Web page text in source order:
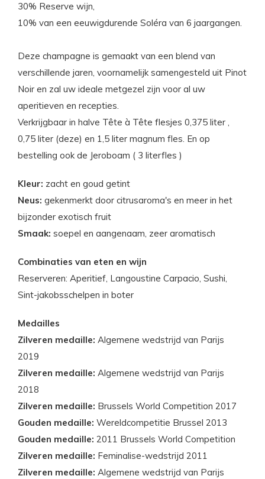
30% Reserve wijn,
10% van een eeuwigdurende Soléra van 6 jaargangen.
Deze champagne is gemaakt van een blend van
verschillende jaren, voornamelijk samengesteld uit Pinot
Noir en zal uw ideale metgezel zijn voor al uw
aperitieven en recepties.
Verkrijgbaar in halve Tête à Tête flesjes 0,375 liter ,
0,75 liter (deze) en 1,5 liter magnum fles. En op
bestelling ook de Jeroboam ( 3 literfles )
Kleur: zacht en goud getint
Neus: gekenmerkt door citrusaroma's en meer in het
bijzonder exotisch fruit
Smaak: soepel en aangenaam, zeer aromatisch
Combinaties van eten en wijn
Reserveren: Aperitief, Langoustine Carpacio, Sushi,
Sint-jakobsschelpen in boter
Medailles
Zilveren medaille: Algemene wedstrijd van Parijs
2019
Zilveren medaille: Algemene wedstrijd van Parijs
2018
Zilveren medaille: Brussels World Competition 2017
Gouden medaille: Wereldcompetitie Brussel 2013
Gouden medaille: 2011 Brussels World Competition
Zilveren medaille: Feminalise-wedstrijd 2011
Zilveren medaille: Algemene wedstrijd van Parijs